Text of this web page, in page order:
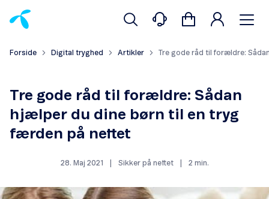
Forside Digital tryghed Artikler Tre gode råd til forældre:
Tre gode råd til forældre: Sådan
hjælper du dine børn til en tryg
færden på nettet
28. Maj 2021 Sikker på nettet 2 min.